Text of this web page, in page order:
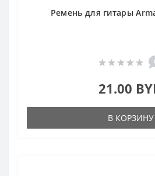
Ремень для гитары
21.00
В КОРЗИНУ